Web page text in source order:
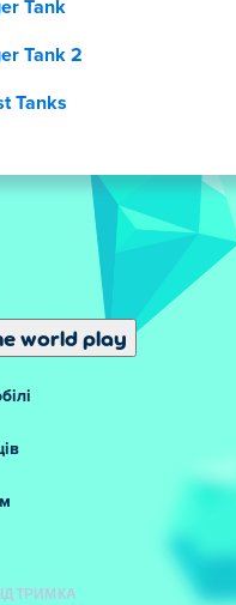
Tank
Tank 2
Tanks
world play